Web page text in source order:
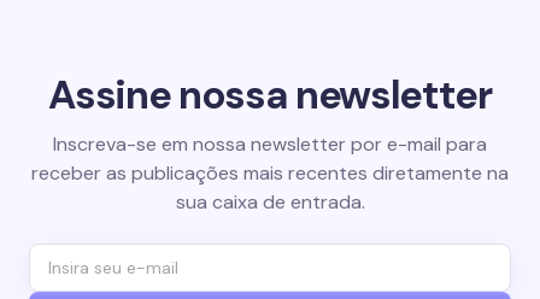
Assine nossa newsletter
Inscreva-se em nossa newsletter por e-mail para
receber as publicações mais recentes diretamente na
sua caixa de entrada.